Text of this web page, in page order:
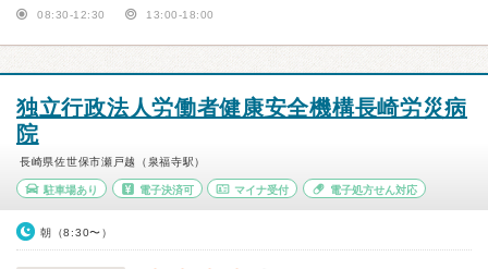
08:30-12:30 13:00-18:00
独立行政法人労働者健康安全機構長崎労災病
院
長崎県佐世保市瀬戸越（泉福寺駅）
駐車場あり 電子決済可 マイナ受付 電子処方せん対応
朝（8:30〜）